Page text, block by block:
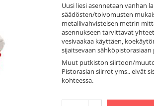
Uusi liesi asennetaan vanhan
säädösten/toivomusten
metallivahvisteisen metrin
asennukseen tarvittavat
vesivaakaa käyttäen,
sijaitsevaan
Muut putkiston siirtoon/
Pistorasian siirrot yms.. eivät
kohteessa.